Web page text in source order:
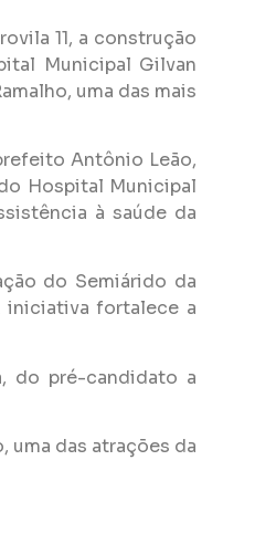
11, a construção
Municipal Gilvan
uma das mais
Antônio Leão,
Hospital Municipal
à saúde da
do Semiárido da
iniciativa fortalece a
do pré-candidato a
uma das atrações da